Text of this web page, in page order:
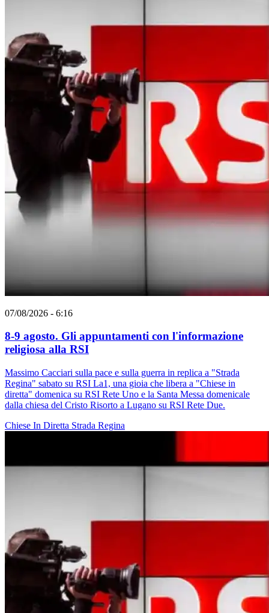
07/08/2026 - 6:16
8-9 agosto. Gli appuntamenti con l'informazione
religiosa alla RSI
Massimo Cacciari sulla pace e sulla guerra in replica a "Strada
Regina" sabato su RSI La1, una gioia che libera a "Chiese in
diretta" domenica su RSI Rete Uno e la Santa Messa domenicale
dalla chiesa del Cristo Risorto a Lugano su RSI Rete Due.
Chiese In Diretta Strada Regina